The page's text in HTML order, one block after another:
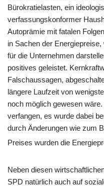
Bürokratielasten, ein
verfassungskonformer
Autoprämie mit fatalen
in Sachen der
für die Unternehmen
positives geleistet.
Falschaussagen,
längere Laufzeit von
noch möglich gewesen
verfangen, es wurde dabei
durch Änderungen wie zum
Preises wurden die
Neben diesen
SPD natürlich auch auf